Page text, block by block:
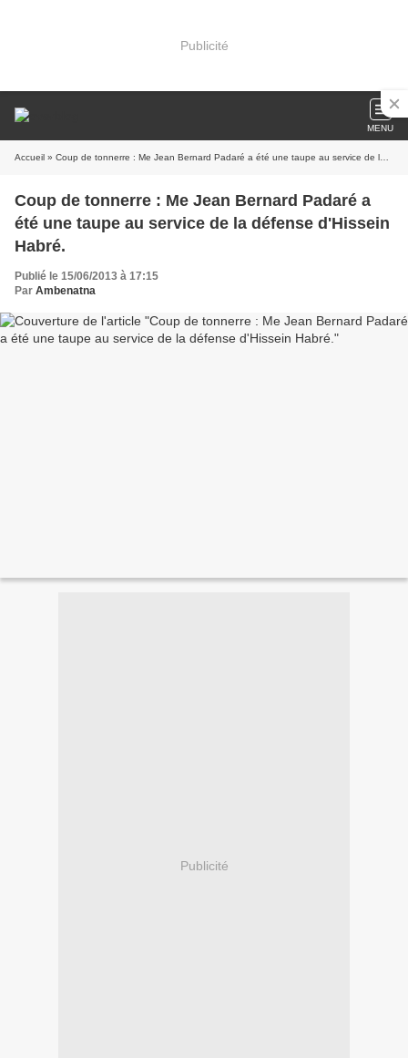
Publicité
MENU
Accueil » Coup de tonnerre : Me Jean Bernard Padaré a été une taupe au service de la défense d'Hissein Habré.
Coup de tonnerre : Me Jean Bernard Padaré a
été une taupe au service de la défense d'Hissein
Habré.
Publié le 15/06/2013 à 17:15
Par Ambenatna
Publicité